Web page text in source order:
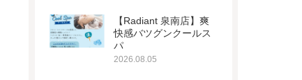
【Radiant 泉南店】爽
快感バツグンクールス
パ
2026.08.05